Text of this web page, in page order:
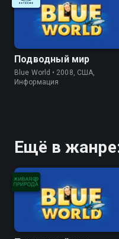
Подводный мир
Blue World • 2008, США,
Информация
Ещё в